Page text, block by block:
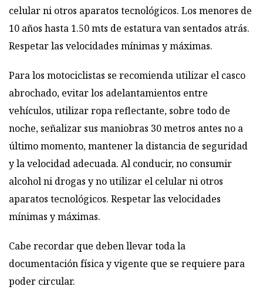
celular ni otros aparatos tecnológicos. Los menores de
10 años hasta 1.50 mts de estatura van sentados atrás.
Respetar las velocidades mínimas y máximas.
Para los motociclistas se recomienda utilizar el casco
abrochado, evitar los adelantamientos entre
vehículos, utilizar ropa reflectante, sobre todo de
noche, señalizar sus maniobras 30 metros antes no a
último momento, mantener la distancia de seguridad
y la velocidad adecuada. Al conducir, no consumir
alcohol ni drogas y no utilizar el celular ni otros
aparatos tecnológicos. Respetar las velocidades
mínimas y máximas.
Cabe recordar que deben llevar toda la
documentación física y vigente que se requiere para
poder circular.